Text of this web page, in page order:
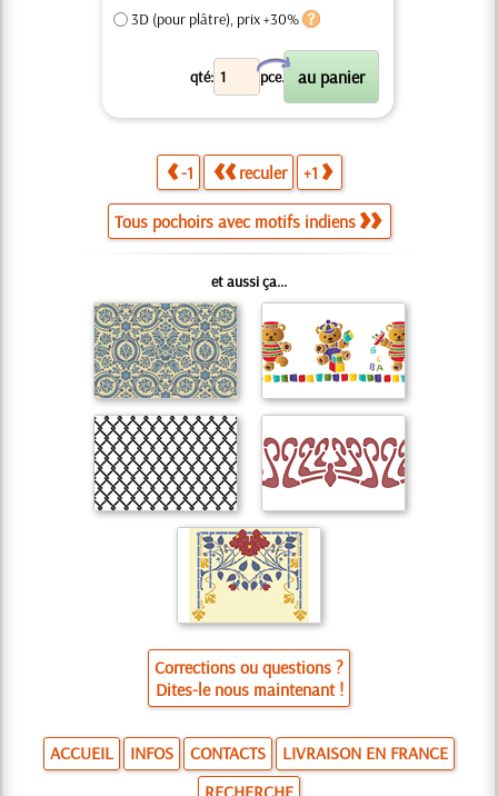
3D (pour plâtre), prix +30%
qté: pce.
X
-1 reculer +1
Tous pochoirs avec motifs indiens
et aussi ça...
Corrections ou questions ?
Dites-le nous maintenant !
ACCUEIL INFOS CONTACTS
LIVRAISON EN FRANCE
RECHERCHE